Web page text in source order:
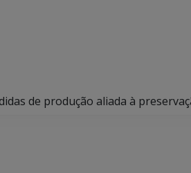
de produção aliada à